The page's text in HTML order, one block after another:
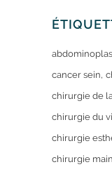
cancer sein
chirurgie de
chirurgie du
chirurgie
chirurgie main